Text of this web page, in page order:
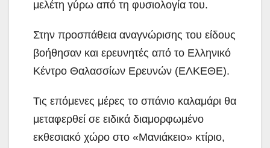
μελέτη γύρω από τη φυσιολογία του.
Στην προσπάθεια αναγνώρισης του είδους
βοήθησαν και ερευνητές από το Ελληνικό
Κέντρο Θαλασσίων Ερευνών (ΕΛΚΕΘΕ).
Τις επόμενες μέρες το σπάνιο καλαμάρι θα
μεταφερθεί σε ειδικά διαμορφωμένο
εκθεσιακό χώρο στο «Μανιάκειο» κτίριο,